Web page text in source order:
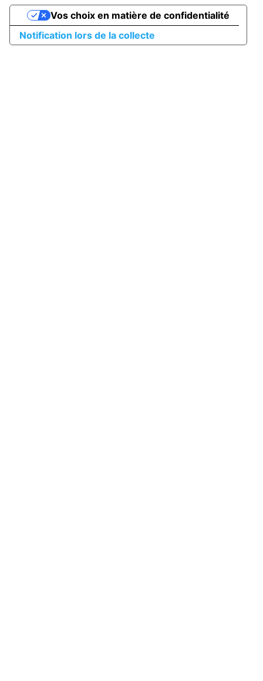
Notification lors de la collecte
Vos choix en matière de confidentialité